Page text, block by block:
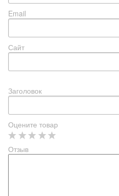
Email
Сайт
Заголовок
Оцените товар
Отзыв